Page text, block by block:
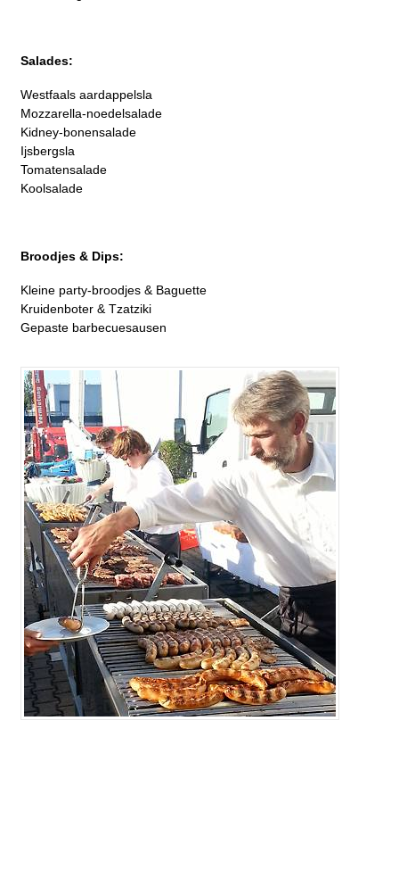
Salades:
Westfaals aardappelsla
Mozzarella-noedelsalade
Kidney-bonensalade
Ijsbergsla
Tomatensalade
Koolsalade
Broodjes & Dips:
Kleine party-broodjes & Baguette
Kruidenboter & Tzatziki
Gepaste barbecuesausen